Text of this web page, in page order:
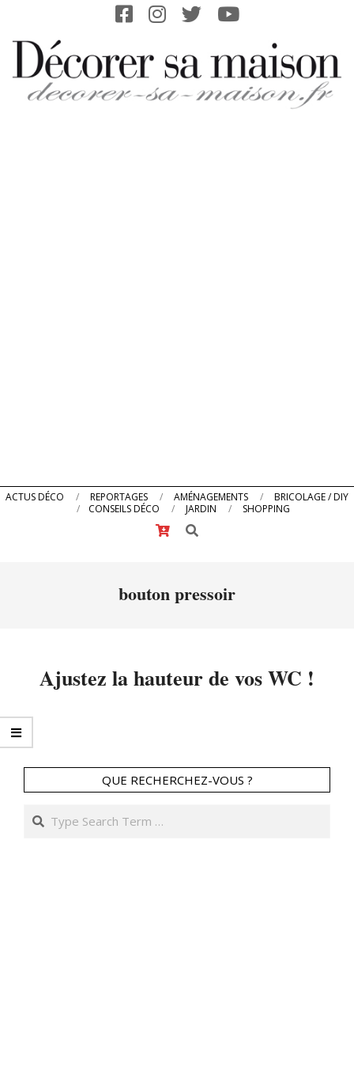
content
Primary
ACTUS DÉCO REPORTAGES AMÉNAGEMENTS
BRICOLAGE / DIY
CONSEILS DÉCO
JARDIN
SHOPPING
Search
bouton pressoir
Ajustez la hauteur de vos WC !
QUE RECHERCHEZ-VOUS ?
Search